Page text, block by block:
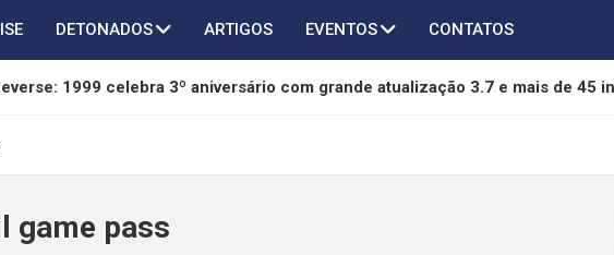
DETONADOS ARTIGOS EVENTOS CONTATOS
1999 celebra 3º aniversário com grande atualização 3.7 e mais de 45
S: Strait of Freedom é anunciado para PC e será lançado em 2027
WUCHANG: Fallen Feathers terá novo capítulo em desenvolvimento pela 505
game pass